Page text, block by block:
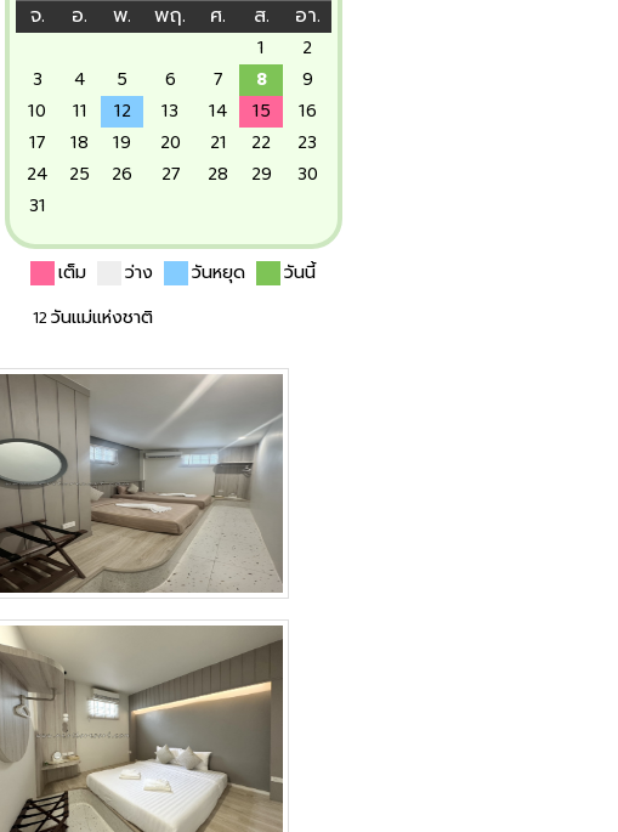
จ. อ. พ. พฤ. ศ. ส.
อา.
1
2
3
4 5 6 7 8
9
10
11 12 13 14 15
16
17
18 19 20 21 22
23
24
25 26 27 28 29
30
31
เต็ม ว่าง วันหยุด
วันนี้
12 วันแม่แห่งชาติ